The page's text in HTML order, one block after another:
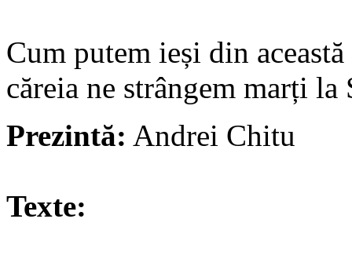
Cum putem ieși din
căreia ne strângem marți
Prezintă: Andrei Chitu
Texte: